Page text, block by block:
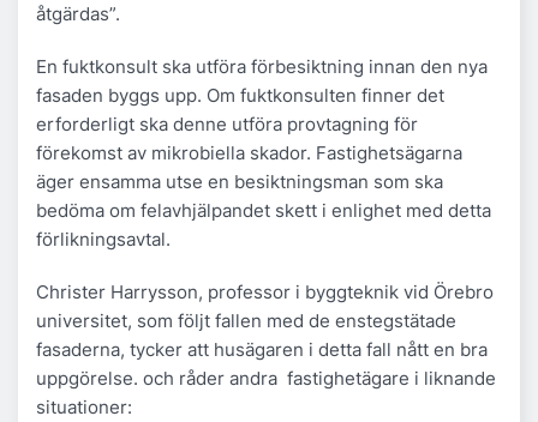
åtgärdas”.
En fuktkonsult ska utföra förbesiktning innan den nya
fasaden byggs upp. Om fuktkonsulten finner det
erforderligt ska denne utföra provtagning för
förekomst av mikrobiella skador. Fastighetsägarna
äger ensamma utse en besiktningsman som ska
bedöma om felavhjälpandet skett i enlighet med detta
förlikningsavtal.
Christer Harrysson, professor i byggteknik vid Örebro
universitet, som följt fallen med de enstegstätade
fasaderna, tycker att husägaren i detta fall nått en bra
uppgörelse. och råder andra fastighetägare i liknande
situationer: